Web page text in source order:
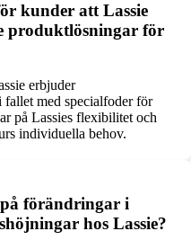
kunder att Lassie
produktlösningar för
erbjuder
fallet med specialfoder för
på Lassies flexibilitet och
individuella behov.
förändringar i
hos Lassie?